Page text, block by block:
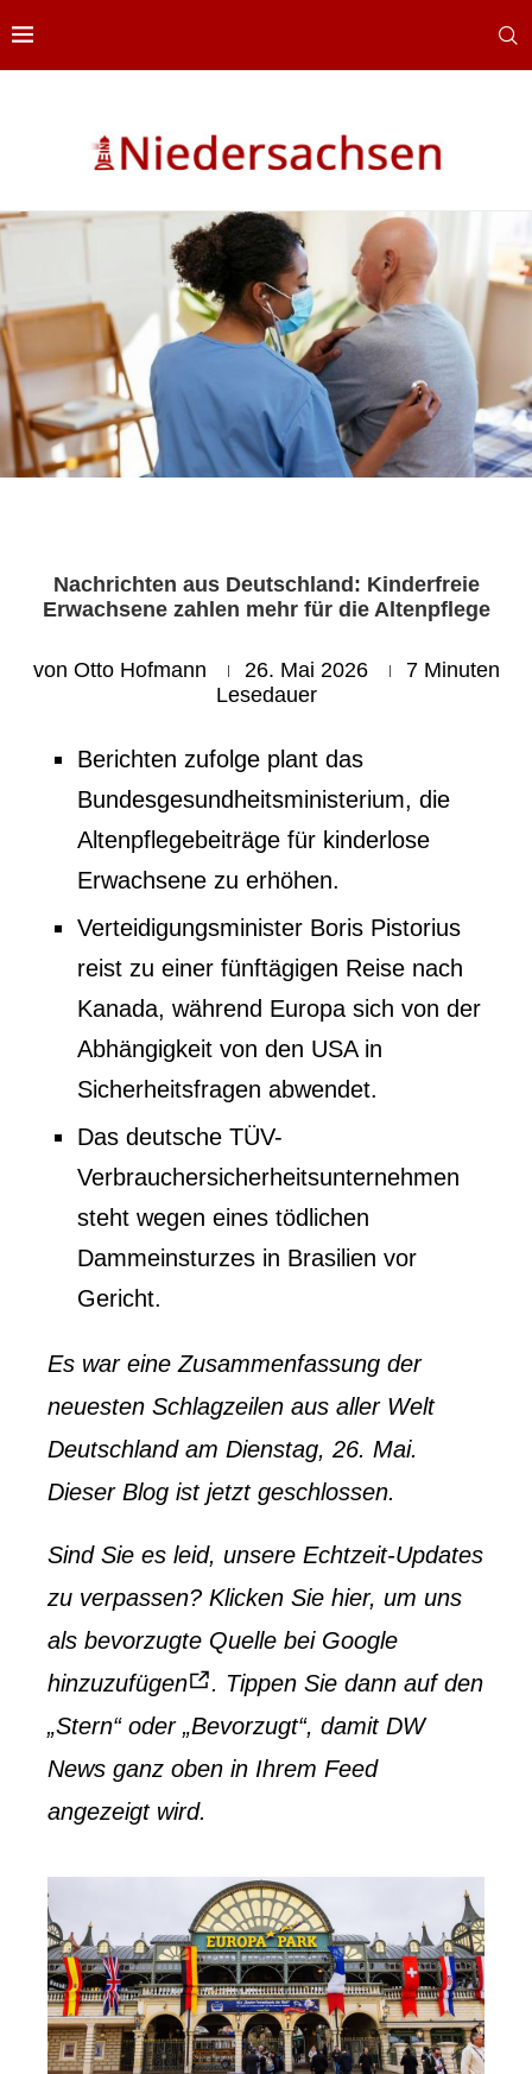
Nachrichten aus Deutschland: Kinderfreie
Erwachsene zahlen mehr für die Altenpflege
von Otto Hofmann 26. Mai 2026
7 Minuten
Lesedauer
Berichten zufolge plant das
Bundesgesundheitsministerium, die
Altenpflegebeiträge für kinderlose
Erwachsene zu erhöhen.
Verteidigungsminister Boris Pistorius
reist zu einer fünftägigen Reise nach
Kanada, während Europa sich von der
Abhängigkeit von den USA in
Sicherheitsfragen abwendet.
Das deutsche TÜV-
Verbrauchersicherheitsunternehmen
steht wegen eines tödlichen
Dammeinsturzes in Brasilien vor
Gericht.
Es war eine Zusammenfassung der
neuesten Schlagzeilen aus aller Welt
Deutschlandam Dienstag, 26. Mai.
Dieser Blog ist jetzt geschlossen.
Sind Sie es leid, unsere Echtzeit-Updates
zu verpassen? Klicken Sie hier, um uns
als bevorzugte Quelle bei Google
hinzuzufügen
. Tippen Sie dann auf den
„Stern“ oder „Bevorzugt“, damit DW
News ganz oben in Ihrem Feed
angezeigt wird.